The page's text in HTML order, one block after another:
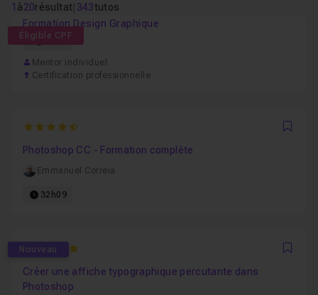
1 à20résultat 343tutos
Éligible CPF
Formation Design Graphique
52h
Mentor individuel
Certification professionnelle
4.974358974359
Photoshop CC - Formation complète
Emmanuel Correia
32h09
Nouveau
5
Créer une affiche typographique percutante dans
Photoshop